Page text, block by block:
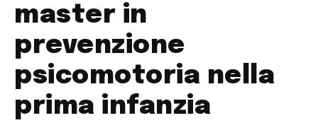
master in
prevenzione
psicomotoria nella
prima infanzia